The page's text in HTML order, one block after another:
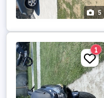
5
1